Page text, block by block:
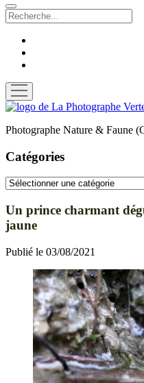
Recherche
ouvrir
menu
La
Verte
Photographe Nature & Faune
Catégories
Catégories
Un prince charmant
jaune
Publié le 03/08/2021